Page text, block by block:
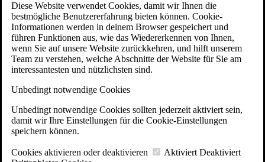
Diese Website verwendet Cookies, damit wir Ihnen die
bestmögliche Benutzererfahrung bieten können. Cookie-
Informationen werden in deinem Browser gespeichert und
führen Funktionen aus, wie das Wiedererkennen von Ihnen,
wenn Sie auf unsere Website zurückkehren, und hilft unserem
Team zu verstehen, welche Abschnitte der Website für Sie am
interessantesten und nützlichsten sind.
Unbedingt notwendige Cookies
Unbedingt notwendige Cookies sollten jederzeit aktiviert sein,
damit wir Ihre Einstellungen für die Cookie-Einstellungen
speichern können.
Cookies aktivieren oder deaktivieren Aktiviert Deaktiviert